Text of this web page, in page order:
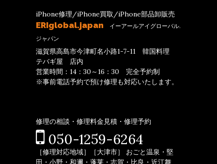
iPhone修理/iPhone買取/iPhone部品卸販売
ERIglobal.japan イーアールアイグローバル.
ジャパン
滋賀県高島市今津町名小路1-7-11 韓国料理
テバギ屋 店内
営業時間：14：30～16：30 完全予約制
※事前電話予約で預け修理も対応いたします。
修理の相談・修理料金見積・修理予約
050-1259-6264
［修理対応地域］［大津市］ おごと温泉・堅
田・小野・和邇・蓬莱・志賀・比良・近江舞